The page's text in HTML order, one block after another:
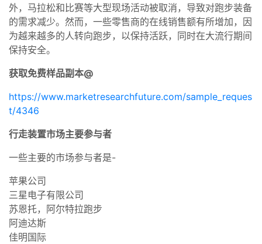
外，马拉松和比赛等大型现场活动被取消，导致对跑步装备
的需求减少。然而，一些零售商的在线销售额有所增加，因
为越来越多的人转向跑步，以保持活跃，同时在大流行期间
保持安全。
获取免费样品副本@
https://www.marketresearchfuture.com/sample_reques
t/4346
行走装置市场主要参与者
一些主要的市场参与者是-
苹果公司
三星电子有限公司
苏恩托，阿尔特拉跑步
阿迪达斯
佳明国际